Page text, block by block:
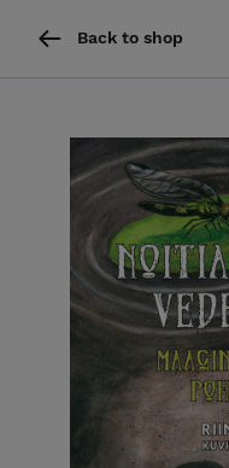
Back to shop